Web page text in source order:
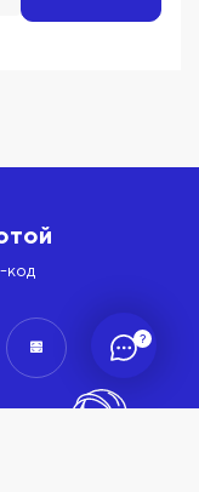
?
код